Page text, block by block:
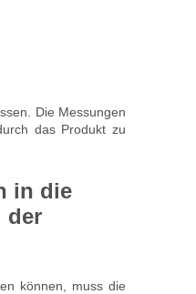
Die Messungen
das Produkt zu
in die
der
können, muss die